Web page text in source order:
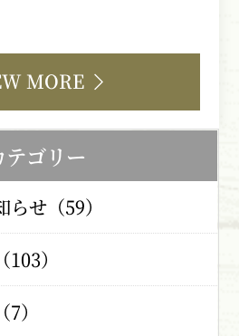
MORE
テゴリー
せ（59）
）
）